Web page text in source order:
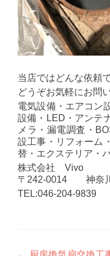
当店ではどんな依頼
どうぞお気軽にお問
電気設備・エアコン
設備・LED・アンテ
メラ・漏電調査・
設工事・リフォーム
替・エクステリア・
株式会社 Vivo
〒242-0014 神奈川
TEL:046-204-9839